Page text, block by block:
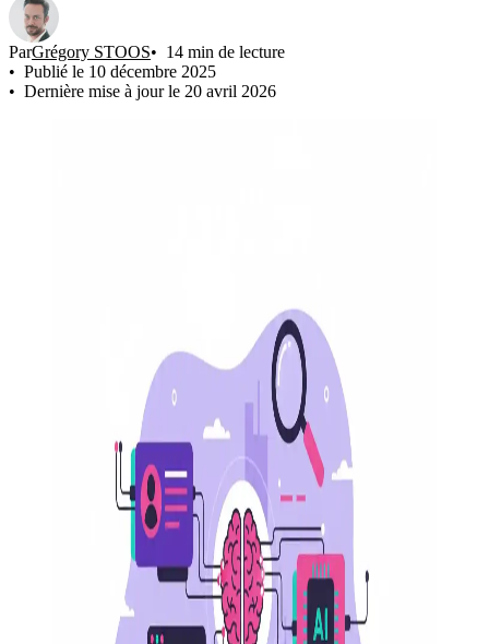
ParGrégory STOOS
14 min de lecture
Publié le 10 décembre 2025
Dernière mise à jour le 20 avril 2026